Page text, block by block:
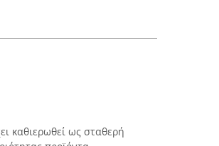
καθιερωθεί ως σταθερή